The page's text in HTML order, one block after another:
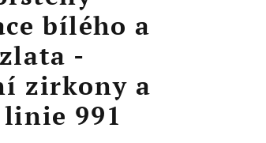
bílého a
-
zirkony a
991